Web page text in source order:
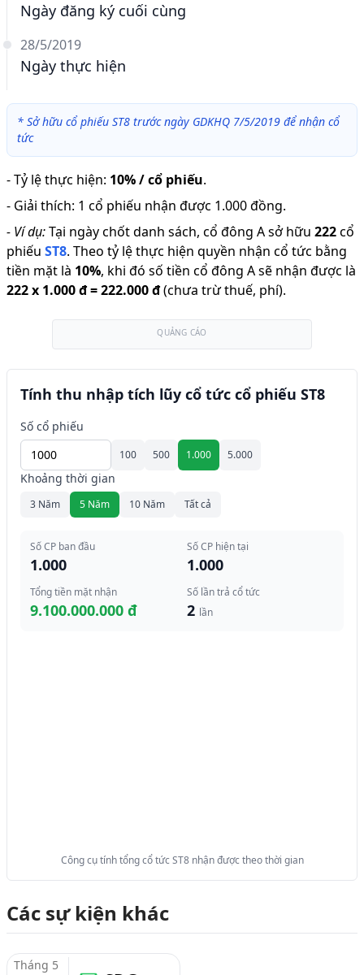
Ngày đăng ký cuối cùng
28/5/2019
Ngày thực hiện
* Sở hữu cổ phiếu ST8 trước ngày GDKHQ 7/5/2019 để nhận cổ
tức
-Tỷ lệ thực hiện: 10% / cổ phiếu.
- Giải thích: 1 cổ phiếu nhận được 1.000 đồng.
- Ví dụ:Tại ngày chốt danh sách, cổ đông A sở hữu 222cổ
phiếu ST8. Theo tỷ lệ thực hiện quyền nhận cổ tức bằng
tiền mặt là 10%, khi đó số tiền cổ đông A sẽ nhận được là
222x 1.000 đ=222.000 đ(chưa trừ thuế, phí).
QUẢNG CÁO
Tính thu nhập tích lũy cổ tức cổ phiếu ST8
Số cổ phiếu
100 500 1.000 5.000
Khoảng thời gian
3 Năm 5 Năm 10 Năm Tất cả
Số CP ban đầu
1.000
Số CP hiện tại
1.000
Tổng tiền mặt nhận
9.100.000.000 đ
Số lần trả cổ tức
2 lần
Công cụ tính tổng cổ tức ST8 nhận được theo thời gian
Các sự kiện khác
Tháng 5